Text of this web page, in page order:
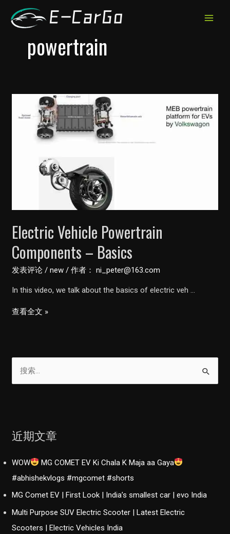
powertrain
Electric Vehicle Powertrain
Components – Basics
发表评论 /new / 作者： ni_peter@163.com
In this video, we talk about the basics of electric veh …
Electric
查看全文 »
近期文章
WOW
MG COMET EV Ki Chala K Maja aa Gaya
#abhishekvlogs #mgcomet #shorts
MG Comet EV | First Look | India’s smallest car | evo India
Multi Purpose SUV Electric Scooter | Latest Electric
Scooters | Electric Vehicles India